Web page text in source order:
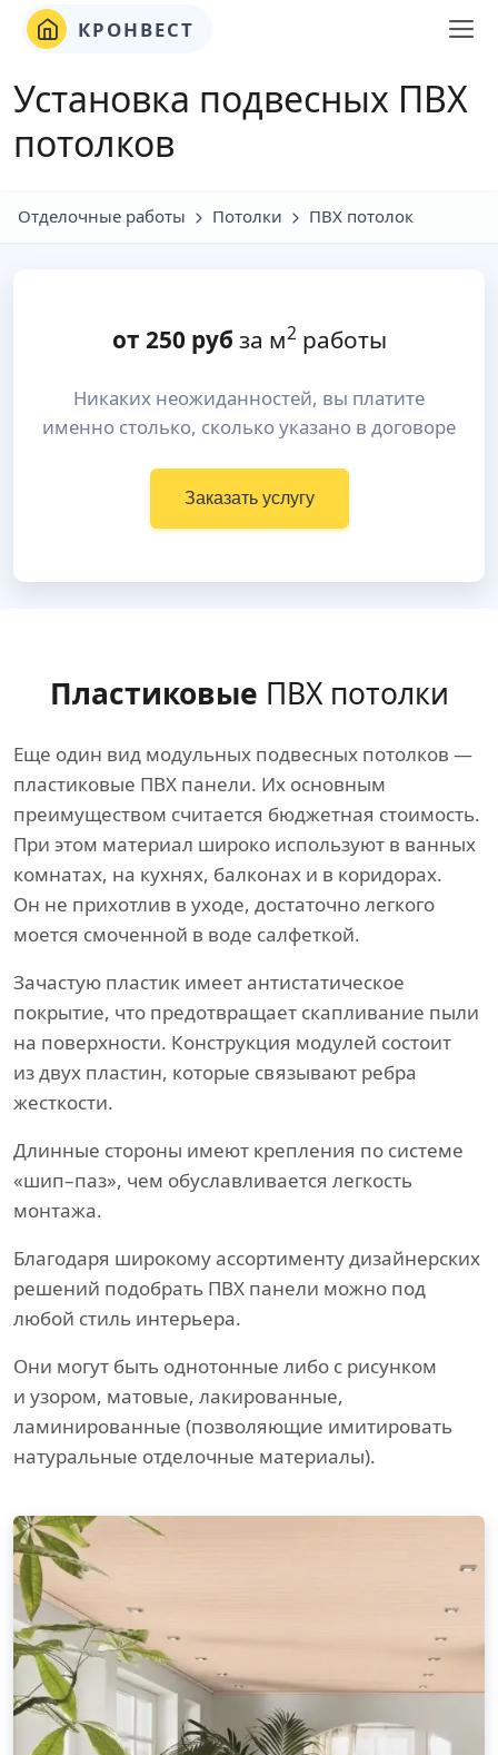
КРОНВЕСТ
Установка подвесных ПВХ
потолков
Отделочные работы Потолки ПВХ потолок
от 250руб за м2работы
Никаких неожиданностей, вы платите
именно столько, сколько указано в договоре
Заказать услугу
Пластиковые ПВХ потолки
Еще один вид модульных подвесных потолков —
пластиковые ПВХ панели. Их основным
преимуществом считается бюджетная стоимость.
При этом материал широко используют в ванных
комнатах, на кухнях, балконах и в коридорах.
Он не прихотлив в уходе, достаточно легкого
моется смоченной в воде салфеткой.
Зачастую пластик имеет антистатическое
покрытие, что предотвращает скапливание пыли
на поверхности. Конструкция модулей состоит
из двух пластин, которые связывают ребра
жесткости.
Длинные стороны имеют крепления по системе
«шип–паз», чем обуславливается легкость
монтажа.
Благодаря широкому ассортименту дизайнерских
решений подобрать ПВХ панели можно под
любой стиль интерьера.
Они могут быть однотонные либо с рисунком
и узором, матовые, лакированные,
ламинированные (позволяющие имитировать
натуральные отделочные материалы).